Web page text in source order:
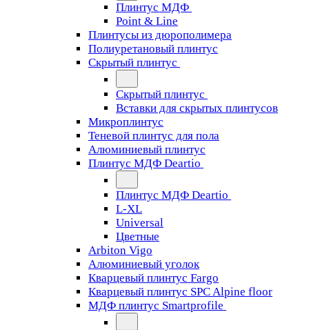
Плинтус МДФ
Point & Line
Плинтусы из дюрополимера
Полиуретановый плинтус
Скрытый плинтус
Скрытый плинтус
Вставки для скрытых плинтусов
Микроплинтус
Теневой плинтус для пола
Алюминиевый плинтус
Плинтус МДФ Deartio
Плинтус МДФ Deartio
L-XL
Universal
Цветные
Arbiton Vigo
Алюминиевый уголок
Кварцевый плинтус Fargo
Кварцевый плинтус SPC Alpine floor
МДФ плинтус Smartprofile